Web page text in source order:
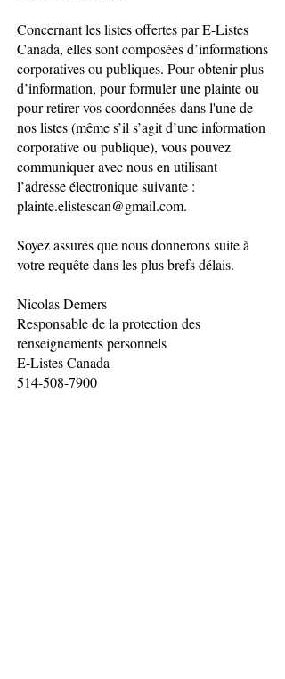
Concernant les listes offertes par E-Listes
Canada, elles sont composées d’informations
corporatives ou publiques. Pour obtenir plus
d’information, pour formuler une plainte ou
pour retirer vos coordonnées dans l'une de
nos listes (même s’il s’agit d’une information
corporative ou publique), vous pouvez
communiquer avec nous en utilisant
l’adresse électronique suivante :
plainte.elistescan@gmail.com.
Soyez assurés que nous donnerons suite à
votre requête dans les plus brefs délais.
Nicolas Demers
Responsable de la protection des
renseignements personnels
E-Listes Canada
514-508-7900